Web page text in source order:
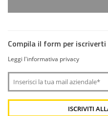
Compila il form per
Leggi l'informativa privacy